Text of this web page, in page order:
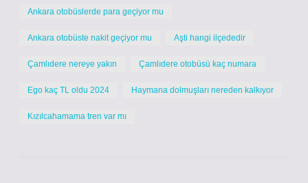
Ankara otobüslerde para geçiyor mu
Ankara otobüste nakit geçiyor mu Aşti hangi ilçededir
Çamlıdere nereye yakın Çamlıdere otobüsü kaç numara
Ego kaç TL oldu 2024 Haymana dolmuşları nereden kalkıyor
Kızılcahamama tren var mı